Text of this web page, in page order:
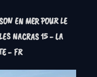
EN MER POUR LE
NACRAS 15 - LA
- FR